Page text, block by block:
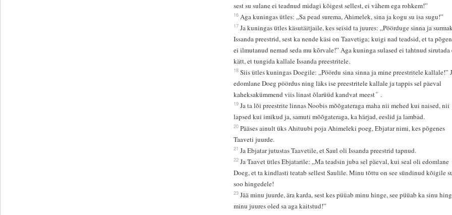
sest su sulane ei teadnud midagi kõigest sellest, ei vähem ega rohkem!”
16 Aga kuningas ütles: „Sa pead surema, Ahimelek, sina ja kogu su isa sugu!”
17 Ja kuningas ütles käsutäitjaile, kes seisid ta juures: „Pöörduge sinna ja
Issanda preestrid, sest ka nende käsi on Taavetiga; kuigi nad teadsid, et ta
ei ilmutanud nemad seda mu kõrvale!” Aga kuninga sulased ei tahtnud sirutada
kätt, et tungida kallale Issanda preestritele.
18 Siis ütles kuningas Doegile: „Pöördu sina sinna ja mine preestritele kallale!”
edomlane Doeg pöördus ning läks ise preestritele kallale ja tappis sel päeval
kaheksakümmend viis linast õlarüüd kandvat meest+.
19 Ja ta lõi preestrite linnas Noobis mõõgateraga maha nii mehed kui naised, nii
lapsed kui imikud ja, samuti mõõgateraga, ka härjad, eeslid ja lambad.
20 Pääses ainult üks Ahituubi poja Ahimeleki poeg, Ebjatar nimi, kes põgenes
Taaveti juurde.
21 Ja Ebjatar jutustas Taavetile, et Saul oli Issanda preestrid tapnud.
22 Ja Taavet ütles Ebjatarile: „Ma teadsin juba sel päeval, kui seal oli edomlane
Doeg, et ta kindlasti teatab sellest Saulile. Minu tõttu on see sündinud kõigile
soo hingedele!
23 Jää minu juurde, ära karda, sest kes püüab minu hinge, see püüab ka sinu
minu juures oled sa aga kaitstud!”